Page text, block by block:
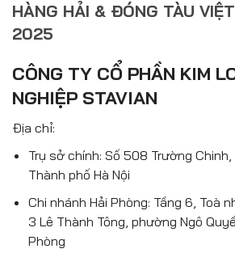
HÀNG HẢI & ĐÓNG TÀU
2025
CÔNG TY CỔ PHẦN KIM
NGHIỆP STAVIAN
Địa chỉ:
Trụ sở chính: Số 508 Trường
Thành phố Hà Nội
Chi nhánh Hải Phòng: Tầng 6, Toà
3 Lê Thành Tông, phường Ngô
Phòng